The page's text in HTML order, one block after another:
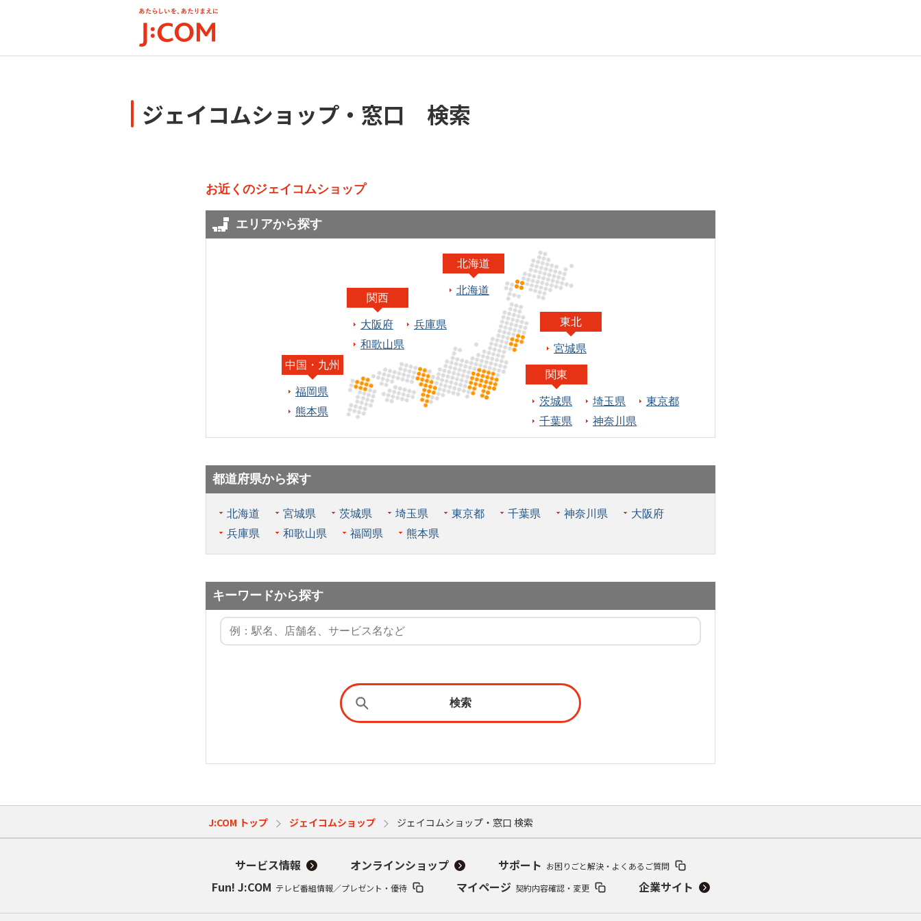
ジェイコムショップ・窓口 検索
お近くのジェイコムショップ
エリアから探す
北海道
北海道
東北
宮城県
関東
茨城県 埼玉県
東京都
千葉県
神奈川県
関西
大阪府
兵庫県
和歌山県
中国・九州
福岡県
熊本県
都道府県から探す
北海道 宮城県 茨城県 埼玉県 東京都 千葉県 神奈川県
大阪府
兵庫県
和歌山県 福岡県 熊本県
キーワードから探す
検索
J:COM トップ ジェイコムショップ ジェイコムショップ・窓口 検索
サービス情報 オンラインショップ サポート お困りごと解決・よくあるご質問
Fun! J:COM テレビ番組情報／プレゼント・優待 マイページ 契約内容確認・変更 企業サイト